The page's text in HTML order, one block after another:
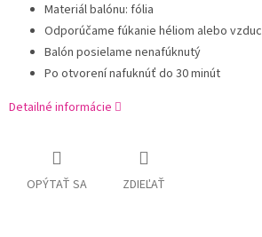
Materiál balónu: fólia
Odporúčame fúkanie héliom alebo
Balón posielame nenafúknutý
Po otvorení nafuknúť do 30 minút
Detailné informácie
OPÝTAŤ SA ZDIEĽAŤ